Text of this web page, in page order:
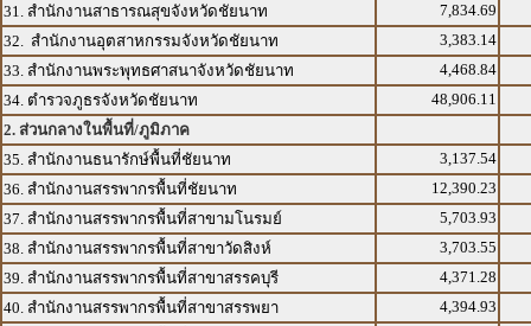
31. สำนักงานสาธารณสุขจังหวัดชัยนาท
7,834.69
32. สำนักงานอุตสาหกรรมจังหวัดชัยนาท
3,383.14
33. สำนักงานพระพุทธศาสนาจังหวัดชัยนาท
4,468.84
34. ตำรวจภูธรจังหวัดชัยนาท
48,906.11
2. ส่วนกลางในพื้นที่/ภูมิภาค
35. สำนักงานธนารักษ์พื้นที่ชัยนาท
3,137.54
36. สำนักงานสรรพากรพื้นที่ชัยนาท
12,390.23
37. สำนักงานสรรพากรพื้นที่สาขามโนรมย์
5,703.93
38. สำนักงานสรรพากรพื้นที่สาขาวัดสิงห์
3,703.55
39. สำนักงานสรรพากรพื้นที่สาขาสรรคบุรี
4,371.28
40. สำนักงานสรรพากรพื้นที่สาขาสรรพยา
4,394.93